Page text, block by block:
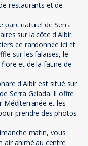
restaurants et de
parc naturel de Serra
sur la côte d'Albir.
de randonnée ici et
sur les falaises, le
et de la faune de
d'Albir est situé sur
Serra Gelada. Il offre
Méditerranée et les
prendre des photos
matin, vous
air animé au centre